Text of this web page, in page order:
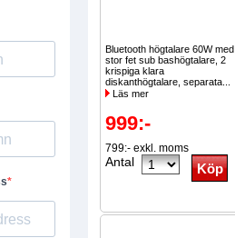
Bluetooth högtalare 60W med
stor fet sub bashögtalare, 2
krispiga klara
diskanthögtalare, separata...
Läs mer
999:-
799:- exkl. moms
Antal